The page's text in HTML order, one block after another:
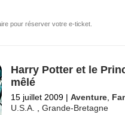
pour réserver votre e-ticket.
Harry Potter et le
mêlé
15 juillet 2009 | Aventure
U.S.A.
,Grande-Bretagne